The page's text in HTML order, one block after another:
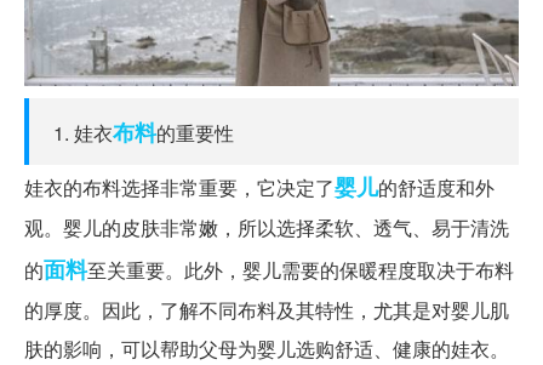
1. 娃衣布料的重要性
娃衣的布料选择非常重要，它决定了婴儿的舒适度和外
观。婴儿的皮肤非常嫩，所以选择柔软、透气、易于清洗
的面料至关重要。此外，婴儿需要的保暖程度取决于布料
的厚度。因此，了解不同布料及其特性，尤其是对婴儿肌
肤的影响，可以帮助父母为婴儿选购舒适、健康的娃衣。